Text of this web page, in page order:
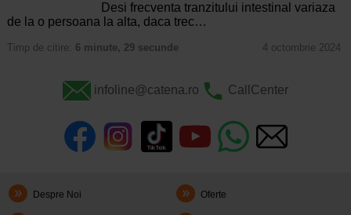
Desi frecventa tranzitului intestinal variaza
de la o persoana la alta, daca trec…
Timp de citire: 6 minute, 29 secunde 4 octombrie 2024
infoline@catena.ro CallCenter
Despre Noi Oferte